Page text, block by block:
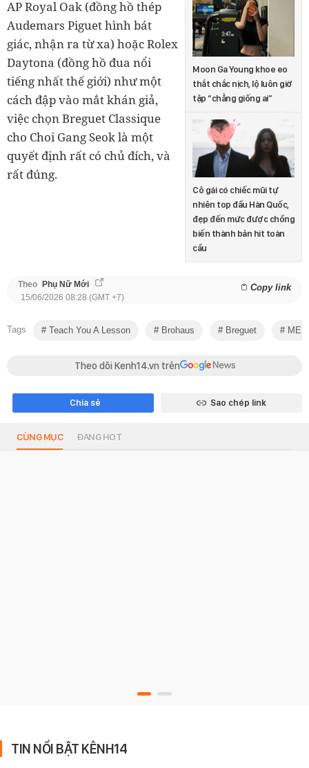
Moon Ga Young khoe eo
thắt chắc nịch, lộ luôn giờ
tập “chẳng giống ai”
Cô gái có chiếc mũi tự
nhiên top đầu Hàn Quốc,
đẹp đến mức được chồng
biến thành bản hit toàn
cầu
AP Royal Oak (đồng hồ thép
Audemars Piguet hình bát
giác, nhận ra từ xa) hoặc Rolex
Daytona (đồng hồ đua nổi
tiếng nhất thế giới) như một
cách đập vào mắt khán giả,
việc chọn Breguet Classique
cho Choi Gang Seok là một
quyết định rất có chủ đích, và
rất đúng.
Theo Phụ Nữ Mới Copy link
15/06/2026 08:28 (GMT +7)
Tags Teach You A Lesson Brohaus Breguet MEN
Theo dõi Kenh14.vn trên
Chia sẻ Sao chép link
CÙNG MỤC ĐANG HOT
TIN NỔI BẬT KÊNH14